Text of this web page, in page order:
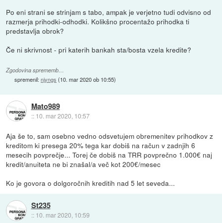
Po eni strani se strinjam s tabo, ampak je verjetno tudi odvisno od
razmerja prihodki-odhodki. Kolikšno procentažo prihodka ti
predstavlja obrok?
Če ni skrivnost - pri katerih bankah sta/bosta vzela kredite?
Zgodovina sprememb…
spremenil:njyngs (10. mar 2020 ob 10:55)
Mato989
:: 10. mar 2020, 10:57
Aja še to, sam osebno vedno odsvetujem obremenitev prihodkov z
kreditom ki presega 20% tega kar dobiš na račun v zadnjih 6
mesecih povprečje... Torej če dobiš na TRR povprečno 1.000€ naj
kredit/anuiteta ne bi znašal/a več kot 200€/mesec
Ko je govora o dolgoročnih kreditih nad 5 let seveda...
St235
:: 10. mar 2020, 10:59